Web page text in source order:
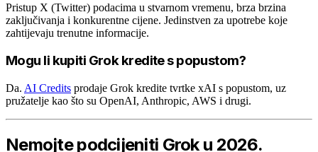
Pristup X (Twitter) podacima u stvarnom vremenu, brza brzina
zaključivanja i konkurentne cijene. Jedinstven za upotrebe koje
zahtijevaju trenutne informacije.
Mogu li kupiti Grok kredite s popustom?
Da. AI Credits prodaje Grok kredite tvrtke xAI s popustom, uz
pružatelje kao što su OpenAI, Anthropic, AWS i drugi.
Nemojte podcijeniti Grok u 2026.